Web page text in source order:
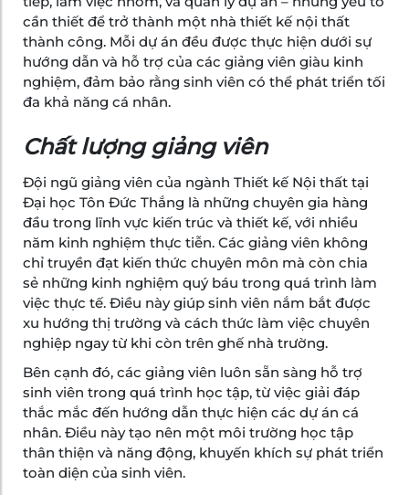
cần thiết để trở thành một nhà thiết kế nội thất
thành công. Mỗi dự án đều được thực hiện dưới sự
hướng dẫn và hỗ trợ của các giảng viên giàu kinh
nghiệm, đảm bảo rằng sinh viên có thể phát triển tối
đa khả năng cá nhân.
Chất lượng giảng viên
Đội ngũ giảng viên của ngành Thiết kế Nội thất tại
Đại học Tôn Đức Thắng là những chuyên gia hàng
đầu trong lĩnh vực kiến trúc và thiết kế, với nhiều
năm kinh nghiệm thực tiễn. Các giảng viên không
chỉ truyền đạt kiến thức chuyên môn mà còn chia
sẻ những kinh nghiệm quý báu trong quá trình làm
việc thực tế. Điều này giúp sinh viên nắm bắt được
xu hướng thị trường và cách thức làm việc chuyên
nghiệp ngay từ khi còn trên ghế nhà trường.
Bên cạnh đó, các giảng viên luôn sẵn sàng hỗ trợ
sinh viên trong quá trình học tập, từ việc giải đáp
thắc mắc đến hướng dẫn thực hiện các dự án cá
nhân. Điều này tạo nên một môi trường học tập
thân thiện và năng động, khuyến khích sự phát triển
toàn diện của sinh viên.